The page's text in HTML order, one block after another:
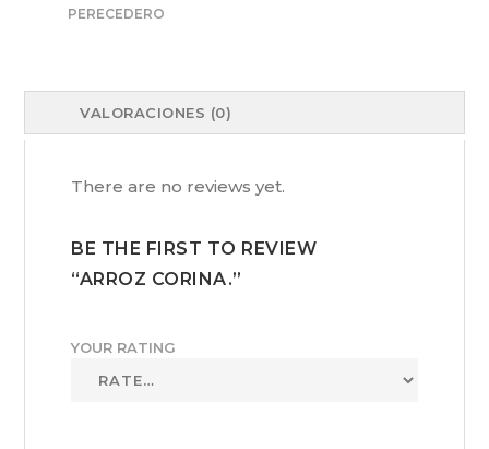
PERECEDERO
VALORACIONES (0)
There are no reviews yet.
BE THE FIRST TO REVIEW
“ARROZ CORINA.”
YOUR RATING